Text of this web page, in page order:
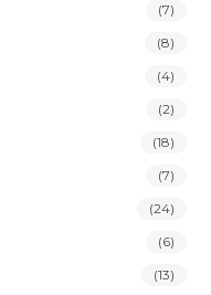
(7)
(8)
(4)
(2)
(18)
(7)
(24)
(6)
(13)